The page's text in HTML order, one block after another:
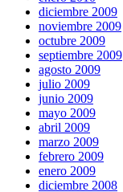
diciembre 2009
noviembre 2009
octubre 2009
septiembre 2009
agosto 2009
julio 2009
junio 2009
mayo 2009
abril 2009
marzo 2009
febrero 2009
enero 2009
diciembre 2008